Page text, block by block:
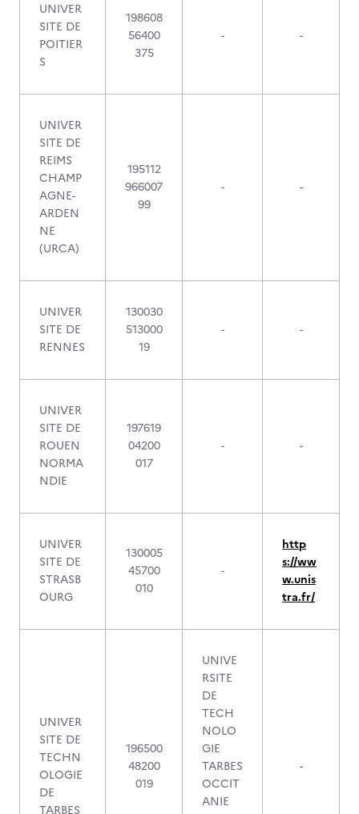
UNIVER
SITE DE
POITIER
S
198608
56400
375
- -
UNIVER
SITE DE
REIMS
CHAMP
AGNE-
ARDEN
NE
(URCA)
195112
966007
99
- -
UNIVER
SITE DE
RENNES
130030
513000
19
- -
UNIVER
SITE DE
ROUEN
NORMA
NDIE
197619
04200
017
- -
UNIVER
SITE DE
STRASB
OURG
130005
45700
010
-
http
s://ww
w.unis
tra.fr/
UNIVER
SITE DE
TECHN
OLOGIE
DE
TARBES
196500
48200
019
UNIVE
RSITE
DE
TECH
NOLO
GIE
TARBES
OCCIT
ANIE
-